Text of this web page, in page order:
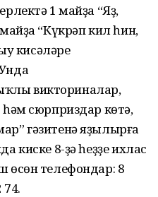
1 майҙа “Яҙ,
“Күкрәп кил һин,
кисәләре
викториналар,
һәм сюрприздар көтә,
гәзитенә яҙылырға
киске 8-ҙә һеҙҙе ихлас
өсөн телефондар: 8
74.